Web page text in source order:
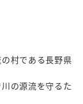
村である長野県
の源流を守るた